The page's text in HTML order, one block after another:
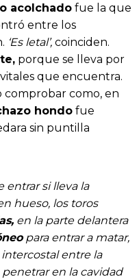
acolchado fue la que
entre los
‘Es letal’, coinciden.
porque se lleva por
que encuentra.
comprobar como, en
hondo fue
sin puntilla
entrar si lleva la
hueso, los toros
en la parte delantera
para entrar a matar,
entre la
en la cavidad